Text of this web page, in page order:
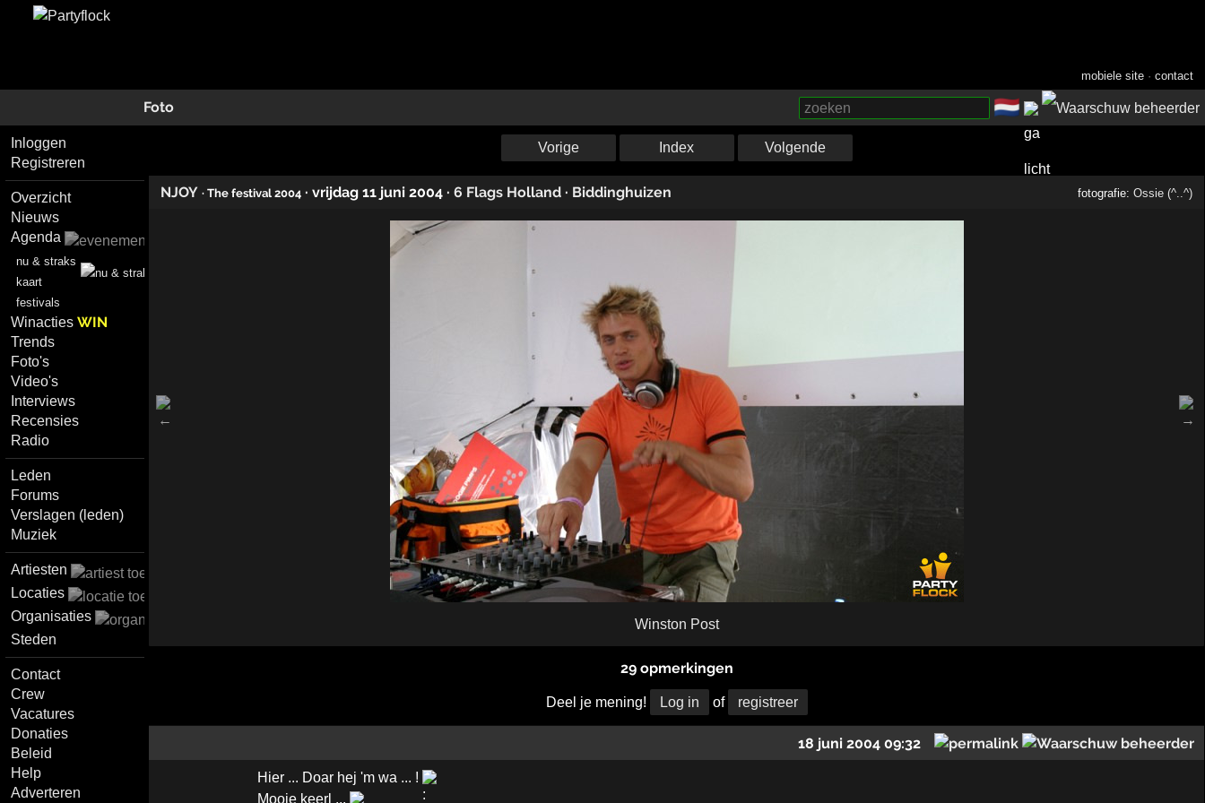
mobiele site ·contact
Foto 🇳🇱
Inloggen
Registreren
Overzicht
Nieuws
Agenda
nu & straks
kaart
festivals
WinactiesWIN
Trends
Foto's
Video's
Interviews
Recensies
Radio
Leden
Forums
Verslagen (leden)
Muziek
Artiesten
Locaties
Organisaties
Steden
Contact
Crew
Vacatures
Donaties
Beleid
Help
Adverteren
Vorige Index Volgende
NJOY · The festival 2004 · vrijdag 11 juni 2004 · 6 Flags Holland · Biddinghuizen fotografie:Ossie (^..^)
Winston Post
29 opmerkingen
Deel je mening! Log in of registreer
18 juni 2004 09:32
Hier ... Doar hej 'm wa ... !
Mooie keerl ...